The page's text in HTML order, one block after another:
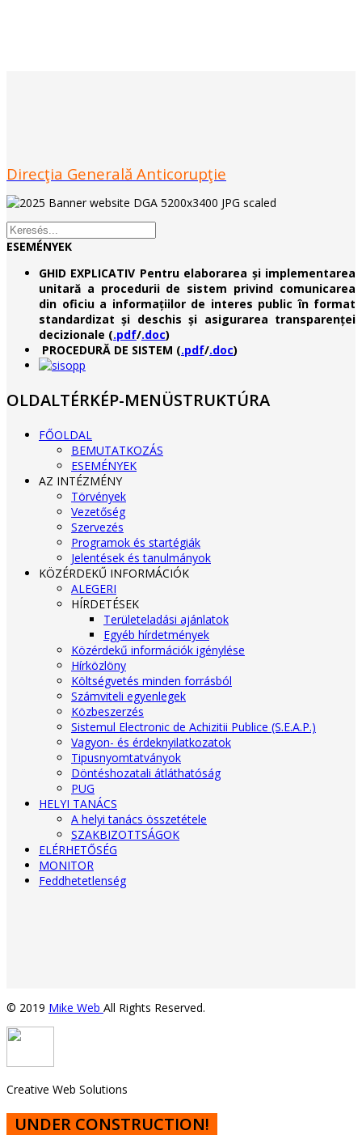
Direcţia Generală Anticorupţie
ESEMÉNYEK
GHID EXPLICATIV Pentru elaborarea și implementarea
unitară a procedurii de sistem privind comunicarea
din oficiu a informațiilor de interes public în format
standardizat și deschis și asigurarea transparenței
decizionale (.pdf/.doc)
PROCEDURĂ DE SISTEM (.pdf/.doc)
OLDALTÉRKÉP-MENÜSTRUKTÚRA
FŐOLDAL
BEMUTATKOZÁS
ESEMÉNYEK
AZ INTÉZMÉNY
Törvények
Vezetőség
Szervezés
Programok és startégiák
Jelentések és tanulmányok
KÖZÉRDEKŰ INFORMÁCIÓK
ALEGERI
HÍRDETÉSEK
Területeladási ajánlatok
Egyéb hírdetmények
Közérdekű információk igénylése
Hírközlöny
Költségvetés minden forrásból
Számviteli egyenlegek
Közbeszerzés
Sistemul Electronic de Achizitii Publice (S.E.A.P.)
Vagyon- és érdeknyilatkozatok
Tipusnyomtatványok
Döntéshozatali átláthatóság
PUG
HELYI TANÁCS
A helyi tanács összetétele
SZAKBIZOTTSÁGOK
ELÉRHETŐSÉG
MONITOR
Feddhetetlenség
© 2019 Mike Web All Rights Reserved.
Creative Web Solutions
UNDER CONSTRUCTION!